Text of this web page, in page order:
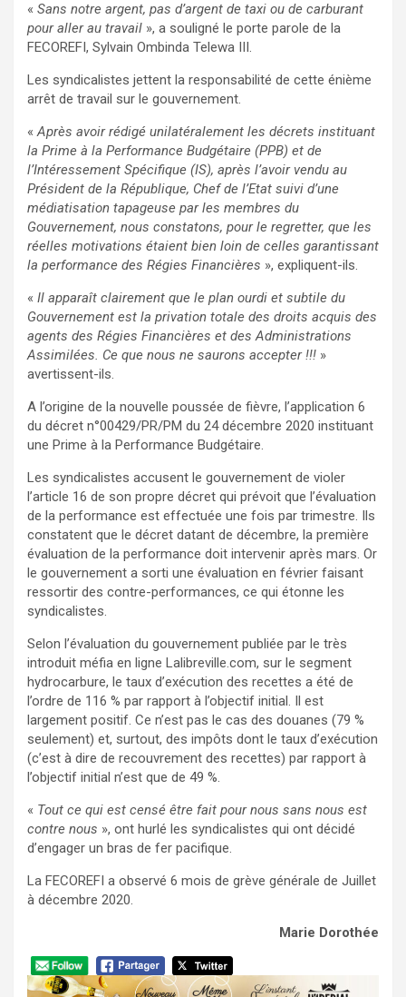
« Sans notre argent, pas d’argent de taxi ou de carburant
pour aller au travail », a souligné le porte parole de la
FECOREFI, Sylvain Ombinda Telewa III.
Les syndicalistes jettent la responsabilité de cette énième
arrêt de travail sur le gouvernement.
«Après avoir rédigé unilatéralement les décrets instituant
la Prime à la Performance Budgétaire (PPB) et de
l’Intéressement Spécifique (IS), après l’avoir vendu au
Président de la République, Chef de l’Etat suivi d’une
médiatisation tapageuse par les membres du
Gouvernement, nous constatons, pour le regretter, que les
réelles motivations étaient bien loin de celles garantissant
la performance des Régies Financières », expliquent-ils.
« Il apparaît clairement que le plan ourdi et subtile du
Gouvernement est la privation totale des droits acquis des
agents des Régies Financières et des Administrations
Assimilées. Ce que nous ne saurons accepter !!! »
avertissent-ils.
A l’origine de la nouvelle poussée de fièvre, l’application 6
du décret n°00429/PR/PM du 24 décembre 2020 instituant
une Prime à la Performance Budgétaire.
Les syndicalistes accusent le gouvernement de violer
l’article 16 de son propre décret qui prévoit que l’évaluation
de la performance est effectuée une fois par trimestre. Ils
constatent que le décret datant de décembre, la première
évaluation de la performance doit intervenir après mars. Or
le gouvernement a sorti une évaluation en février faisant
ressortir des contre-performances, ce qui étonne les
syndicalistes.
Selon l’évaluation du gouvernement publiée par le très
introduit méfia en ligne Lalibreville.com, sur le segment
hydrocarbure, le taux d’exécution des recettes a été de
l’ordre de 116 % par rapport à l’objectif initial. Il est
largement positif. Ce n’est pas le cas des douanes (79 %
seulement) et, surtout, des impôts dont le taux d’exécution
(c’est à dire de recouvrement des recettes) par rapport à
l’objectif initial n’est que de 49 %.
« Tout ce qui est censé être fait pour nous sans nous est
contre nous », ont hurlé les syndicalistes qui ont décidé
d’engager un bras de fer pacifique.
La FECOREFI a observé 6 mois de grève générale de Juillet
à décembre 2020.
Marie Dorothée